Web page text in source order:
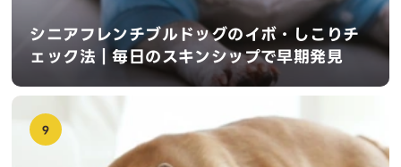
シニアフレンチブルドッグのイボ・しこりチ
ェック法｜毎日のスキンシップで早期発見
9